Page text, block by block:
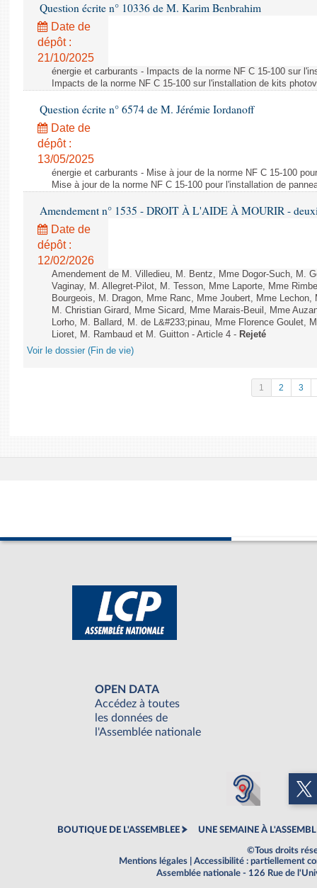
Question écrite n° 10336 de M. Karim Benbrahim
Date de
dépôt :
21/10/2025
énergie et carburants - Impacts de la norme NF C 15-100 sur
Impacts de la norme NF C 15-100 sur l'installation de kits
Question écrite n° 6574 de M. Jérémie Iordanoff
Date de
dépôt :
13/05/2025
énergie et carburants - Mise à jour de la norme NF C 15-100
Mise à jour de la norme NF C 15-100 pour l'installation de
Amendement n° 1535 - DROIT À L'AIDE À MOURIR -
Date de
dépôt :
12/02/2026
Amendement de M. Villedieu, M. Bentz, Mme Dogor-Such, M.
Vaginay, M. Allegret-Pilot, M. Tesson, Mme Laporte, Mme
Bourgeois, M. Dragon, Mme Ranc, Mme Joubert, Mme
M. Christian Girard, Mme Sicard, Mme Marais-Beuil, Mme
Lorho, M. Ballard, M. de L&#233;pinau, Mme Florence Goulet,
Lioret, M. Rambaud et M. Guitton - Article 4 - Rejeté
Voir le dossier (Fin de vie)
1 2 3
OPEN DATA
Accédez à toutes
les données de
l'Assemblée nationale
BOUTIQUE DE L'ASSEMBLEE UNE SEMAINE À
©Tous droits
Mentions légales
Accessibilité : partiellement
Assemblée nationale - 126 Rue de